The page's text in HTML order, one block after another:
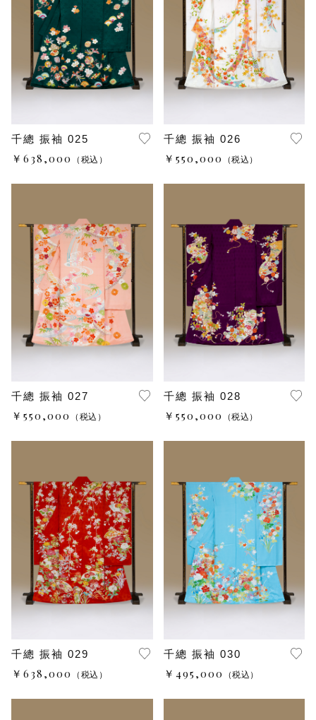
千總 振袖 025
￥638,000 （税込）
千總 振袖 026
￥550,000 （税込）
千總 振袖 027
￥550,000 （税込）
千總 振袖 028
￥550,000 （税込）
千總 振袖 029
￥638,000 （税込）
千總 振袖 030
￥495,000 （税込）